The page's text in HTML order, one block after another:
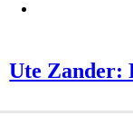
Ute Zander: